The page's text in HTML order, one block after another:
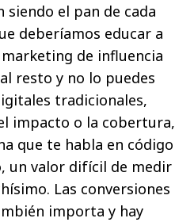
el pan de cada
deberíamos educar a
de influencia
resto y no lo puedes
tradicionales,
impacto o la cobertura,
que te habla en código
un valor difícil de medir
Las conversiones
importa y hay